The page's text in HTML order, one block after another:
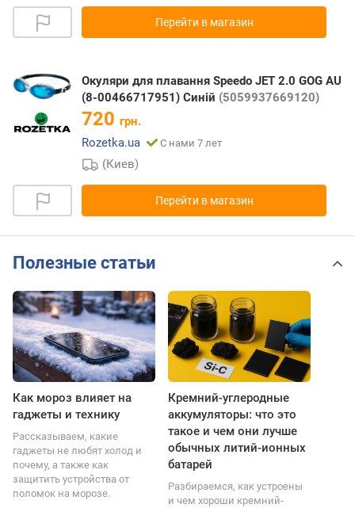
Перейти в магазин
Окуляри для плавання Speedo JET 2.0 GOG AU
(8-00466717951) Синій (5059937669120)
720 грн.
Rozetka.ua
С нами 7 лет
(Киев)
Перейти в магазин
Полезные статьи
Как мороз влияет на
гаджеты и технику
Рассказываем, какие
гаджеты не любят холод и
почему, а также как
защитить устройства от
поломок на морозе.
Кремний-углеродные
аккумуляторы: что это
такое и чем они лучше
обычных литий-ионных
батарей
Разбираемся, как устроены
и чем хороши кремний-